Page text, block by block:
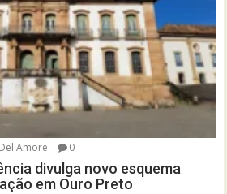
0
divulga novo esquema
em Ouro Preto